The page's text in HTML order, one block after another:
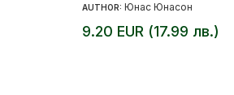
AUTHOR: Юнас Юнасон
9.20 EUR (17.99 лв.)